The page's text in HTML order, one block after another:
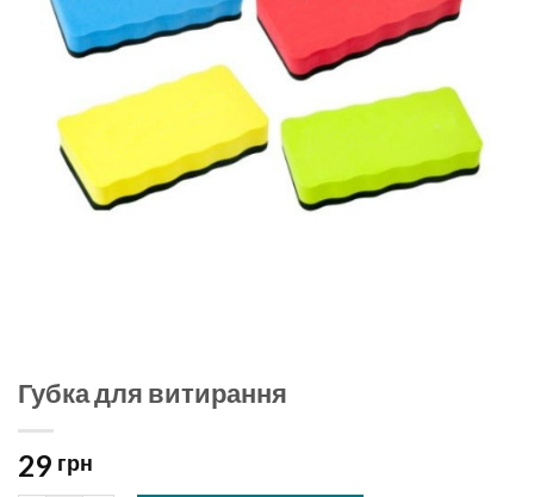
Губка для витирання
29 грн